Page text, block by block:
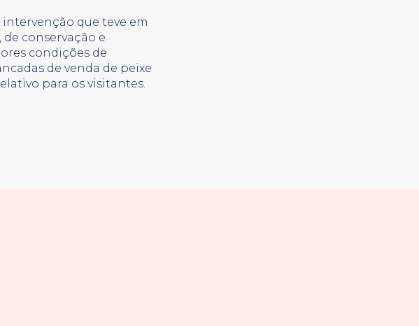
que teve em
conservação e
condições de
de venda de peixe
para os visitantes.